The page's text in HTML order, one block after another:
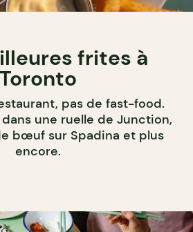
frites à
Toronto
pas de fast-food.
une ruelle de Junction,
bœuf sur Spadina et plus
encore.